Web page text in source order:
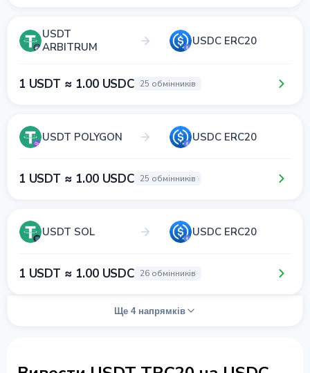
USDT
ARBITRUM
USDC ERC20
1 USDT ≈ 1.00 USDC 25 обмінників
USDT POLYGON USDC ERC20
1 USDT ≈ 1.00 USDC 25 обмінників
USDT SOL USDC ERC20
1 USDT ≈ 1.00 USDC 26 обмінників
Ще 4 напрямків